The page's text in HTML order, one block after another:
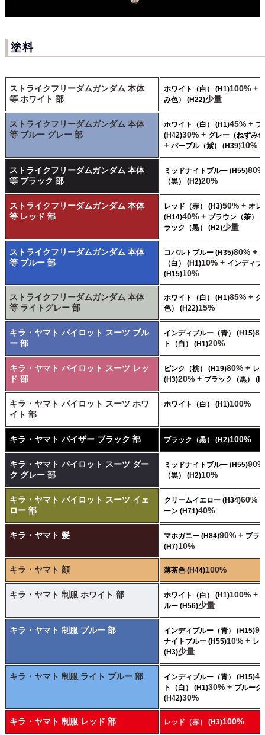
塗料
ストライクフリーダムガンダム 本体
等 ホワイト 部
ホワイト（白） (H1)100% +
み色） (H22)少量
ストライクフリーダムガンダム 本体
等 ブルー グレー 部
ホワイト（白） (H1)45% + ブ
(H42)30% + グレー（ねずみ
+ パープル（紫） (H39)10%
ストライクフリーダムガンダム 本体
等 ブラック 部
ミッドナイトブルー (H55)
（黒） (H2)20%
ストライクフリーダムガンダム 本体
等 レッド 部
レッド（赤） (H3)50% + オレ
(H14)40% + ブラウン（茶）
ラック（黒） (H2)少量
ストライクフリーダムガンダム 本体
等 ブルー 部
コバルトブルー (H35)80% +
（白） (H1)10% + インディブ
(H15)10%
ストライクフリーダムガンダム 本体
等 ライトグレー 部
ホワイト（白） (H1)85% + グ
色） (H22)15%
キラ・ヤマト パイロット スーツ ブル
ー 部
インディブルー（青） (H15)
ト（白） (H1)20%
キラ・ヤマト パイロット スーツ レッ
ド 部
ピンク（桃） (H19)80% + レ
(H3)20% + ブラック（黒）
キラ・ヤマト パイロット スーツ ホワ
イト 部
ホワイト（白） (H1)100%
キラ・ヤマト バイザー ブラック 部 ブラック（黒） (H2)100%
キラ・ヤマト パイロット スーツ ダー
ク グレー 部
ミッドナイトブルー (H55)
（黒） (H2)10%
キラ・ヤマト パイロット スーツ イェ
ロー 部
クリームイエロー (H34)60%
ーン (H71)40%
キラ・ヤマト 髪 マホガニー (H84)90% + ブラ
(H7)10%
キラ・ヤマト 顔 薄茶色 (H44)100%
キラ・ヤマト 制服 ホワイト 部 ホワイト（白） (H1)100% +
ルー (H56)少量
キラ・ヤマト 制服 ブルー 部 インディブルー（青） (H15)
ナイトブルー (H55)10% + レ
(H3)少量
キラ・ヤマト 制服 ライト ブルー 部 インディブルー（青） (H15)
ト（白） (H1)30% + ブルーグ
(H42)30%
キラ・ヤマト 制服 レッド 部 レッド（赤） (H3)100%